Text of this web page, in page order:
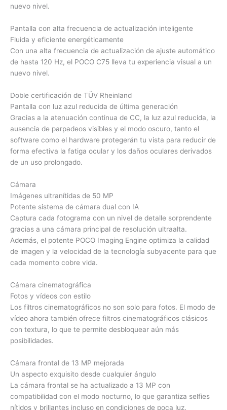
nuevo nivel.
Pantalla con alta frecuencia de actualización inteligente
Fluida y eficiente energéticamente
Con una alta frecuencia de actualización de ajuste automático
de hasta 120 Hz, el POCO C75 lleva tu experiencia visual a un
nuevo nivel.
Doble certificación de TÜV Rheinland
Pantalla con luz azul reducida de última generación
Gracias a la atenuación continua de CC, la luz azul reducida, la
ausencia de parpadeos visibles y el modo oscuro, tanto el
software como el hardware protegerán tu vista para reducir de
forma efectiva la fatiga ocular y los daños oculares derivados
de un uso prolongado.
Cámara
Imágenes ultranítidas de 50 MP
Potente sistema de cámara dual con IA
Captura cada fotograma con un nivel de detalle sorprendente
gracias a una cámara principal de resolución ultraalta.
Además, el potente POCO Imaging Engine optimiza la calidad
de imagen y la velocidad de la tecnología subyacente para que
cada momento cobre vida.
Cámara cinematográfica
Fotos y vídeos con estilo
Los filtros cinematográficos no son solo para fotos. El modo de
vídeo ahora también ofrece filtros cinematográficos clásicos
con textura, lo que te permite desbloquear aún más
posibilidades.
Cámara frontal de 13 MP mejorada
Un aspecto exquisito desde cualquier ángulo
La cámara frontal se ha actualizado a 13 MP con
compatibilidad con el modo nocturno, lo que garantiza selfies
nítidos y brillantes incluso en condiciones de poca luz.